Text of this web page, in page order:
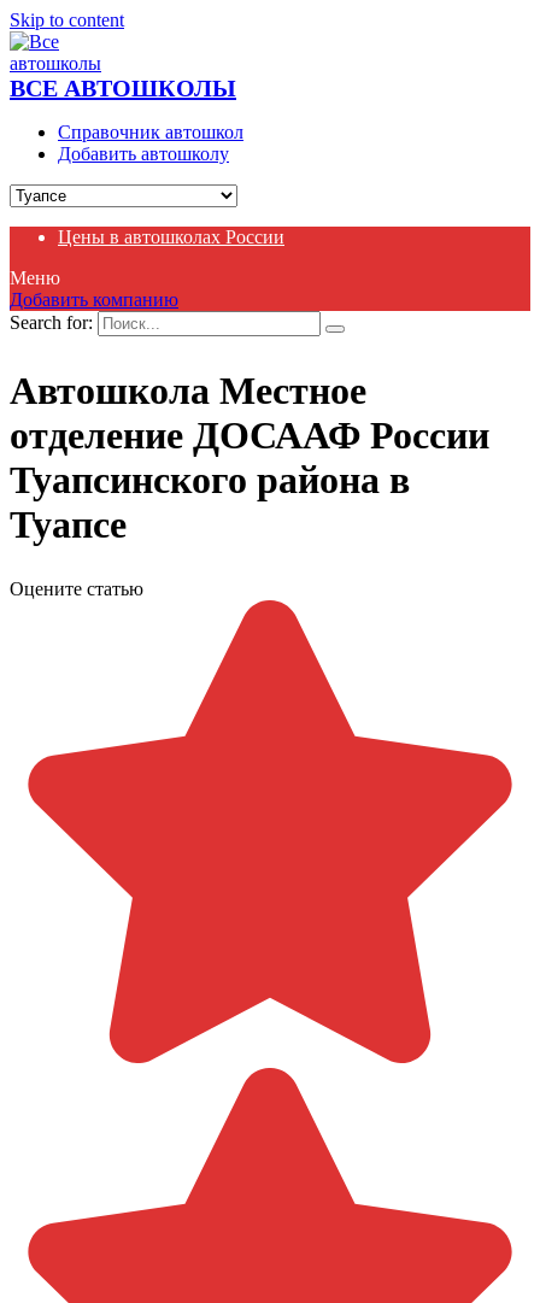
Skip to content
ВСЕ АВТОШКОЛЫ
Справочник автошкол
Добавить автошколу
Цены в автошколах России
Меню
Добавить компанию
Search for:
Автошкола Местное
отделение ДОСААФ России
Туапсинского района в
Туапсе
Оцените статью